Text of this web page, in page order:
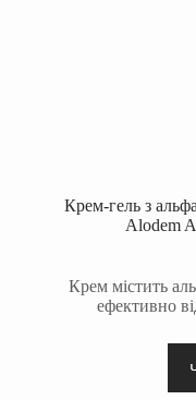
Крем-гель з
Alodem
Крем містить
ефективно